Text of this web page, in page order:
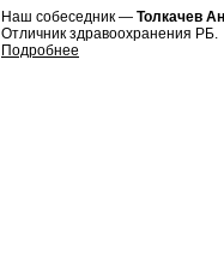
Наш собеседник — Толкачев
Отличник здравоохранения РБ.
Подробнее